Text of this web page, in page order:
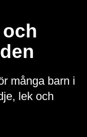
många barn i
lek och